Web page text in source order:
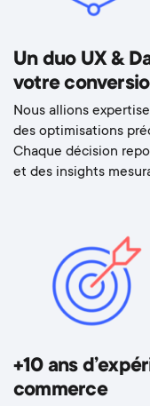
Un duo UX &
votre
Nous allions
des optimisations
Chaque décision
et des insights
+10 ans
commerce